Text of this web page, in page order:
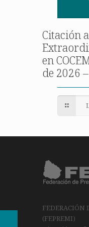
Citación
en
de 2026
FEDERACIÓN
(FEPREMI)